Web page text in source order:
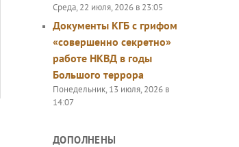
Среда, 22 июля, 2026 в 23:05
Документы КГБ с грифом
«совершенно секретно»
работе НКВД в годы
Большого террора
Понедельник, 13 июля, 2026 в
14:07
ДОПОЛНЕНЫ